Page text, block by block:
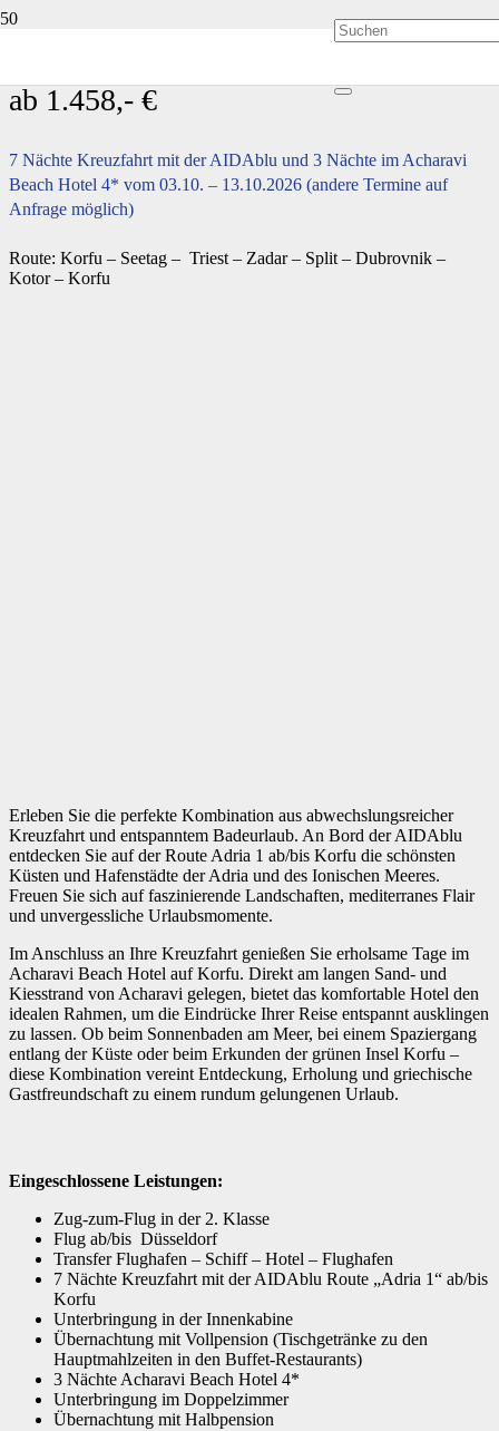
ab 1.458,- €
7 Nächte Kreuzfahrt mit der AIDAblu und 3 Nächte im Acharavi
Beach Hotel 4* vom 03.10. – 13.10.2026 (andere Termine auf
Anfrage möglich)
Route: Korfu – Seetag – Triest – Zadar – Split – Dubrovnik –
Kotor – Korfu
Erleben Sie die perfekte Kombination aus abwechslungsreicher
Kreuzfahrt und entspanntem Badeurlaub. An Bord der AIDAblu
entdecken Sie auf der Route Adria 1 ab/bis Korfu die schönsten
Küsten und Hafenstädte der Adria und des Ionischen Meeres.
Freuen Sie sich auf faszinierende Landschaften, mediterranes Flair
und unvergessliche Urlaubsmomente.
Im Anschluss an Ihre Kreuzfahrt genießen Sie erholsame Tage im
Acharavi Beach Hotel auf Korfu. Direkt am langen Sand- und
Kiesstrand von Acharavi gelegen, bietet das komfortable Hotel den
idealen Rahmen, um die Eindrücke Ihrer Reise entspannt ausklingen
zu lassen. Ob beim Sonnenbaden am Meer, bei einem Spaziergang
entlang der Küste oder beim Erkunden der grünen Insel Korfu –
diese Kombination vereint Entdeckung, Erholung und griechische
Gastfreundschaft zu einem rundum gelungenen Urlaub.
Eingeschlossene Leistungen:
Zug-zum-Flug in der 2. Klasse
Flug ab/bis Düsseldorf
Transfer Flughafen – Schiff – Hotel – Flughafen
7 Nächte Kreuzfahrt mit der AIDAblu Route „Adria 1“ ab/bis
Korfu
Unterbringung in der Innenkabine
Übernachtung mit Vollpension (Tischgetränke zu den
Hauptmahlzeiten in den Buffet-Restaurants)
3 Nächte Acharavi Beach Hotel 4*
Unterbringung im Doppelzimmer
Übernachtung mit Halbpension